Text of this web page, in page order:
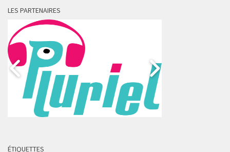
LES PARTENAIRES
ÉTIQUETTES